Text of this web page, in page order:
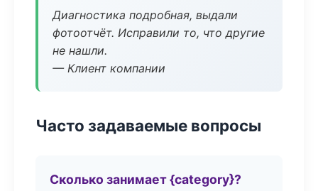
Диагностика подробная, выдали
фотоотчёт. Исправили то, что другие
не нашли.
— Клиент компании
Часто задаваемые вопросы
Сколько занимает {category}?